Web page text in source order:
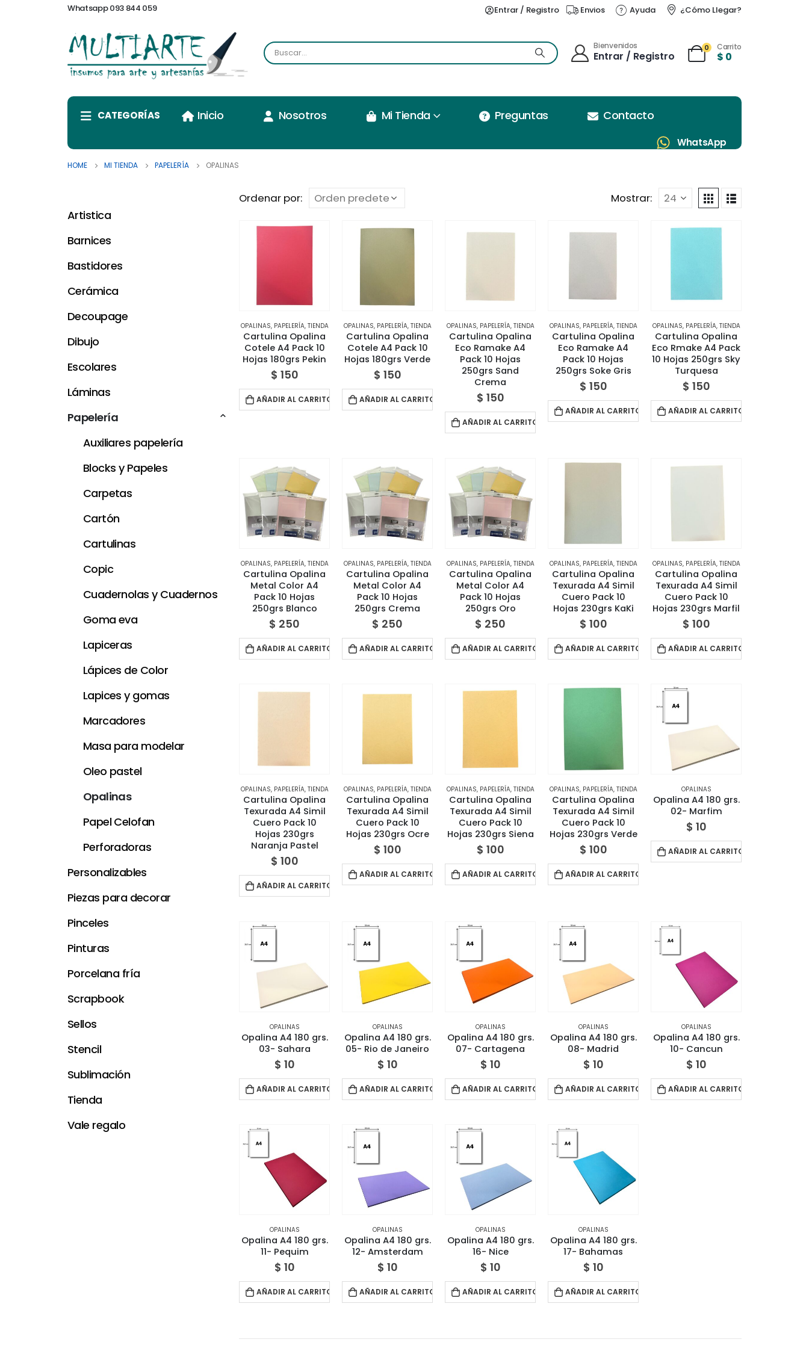
Whatsapp 093 844 059 Entrar / Registro Envios Ayuda ¿Cómo Llegar?
Bienvenidos
Entrar / Registro
0 Carrito
$ 0
CATEGORÍAS Inicio Nosotros Mi Tienda Preguntas Contacto
WhatsApp
HOME MI TIENDA PAPELERÍA OPALINAS
Ordenar por: Mostrar:
OPALINAS, PAPELERÍA, TIENDA
Cartulina Opalina
Cotele A4 Pack 10
Hojas 180grs Pekin
$ 150
AÑADIR AL CARRITO
OPALINAS, PAPELERÍA, TIENDA
Cartulina Opalina
Cotele A4 Pack 10
Hojas 180grs Verde
$ 150
AÑADIR AL CARRITO
OPALINAS, PAPELERÍA, TIENDA
Cartulina Opalina
Eco Ramake A4
Pack 10 Hojas
250grs Sand
Crema
$ 150
AÑADIR AL CARRITO
OPALINAS, PAPELERÍA, TIENDA
Cartulina Opalina
Eco Ramake A4
Pack 10 Hojas
250grs Soke Gris
$ 150
AÑADIR AL CARRITO
OPALINAS, PAPELERÍA, TIENDA
Cartulina Opalina
Eco Rmake A4 Pack
10 Hojas 250grs Sky
Turquesa
$ 150
AÑADIR AL CARRITO
OPALINAS, PAPELERÍA, TIENDA
Cartulina Opalina
Metal Color A4
Pack 10 Hojas
250grs Blanco
$ 250
AÑADIR AL CARRITO
OPALINAS, PAPELERÍA, TIENDA
Cartulina Opalina
Metal Color A4
Pack 10 Hojas
250grs Crema
$ 250
AÑADIR AL CARRITO
OPALINAS, PAPELERÍA, TIENDA
Cartulina Opalina
Metal Color A4
Pack 10 Hojas
250grs Oro
$ 250
AÑADIR AL CARRITO
OPALINAS, PAPELERÍA, TIENDA
Cartulina Opalina
Texurada A4 Simil
Cuero Pack 10
Hojas 230grs KaKi
$ 100
AÑADIR AL CARRITO
OPALINAS, PAPELERÍA, TIENDA
Cartulina Opalina
Texurada A4 Simil
Cuero Pack 10
Hojas 230grs Marfil
$ 100
AÑADIR AL CARRITO
OPALINAS, PAPELERÍA, TIENDA
Cartulina Opalina
Texurada A4 Simil
Cuero Pack 10
Hojas 230grs
Naranja Pastel
$ 100
AÑADIR AL CARRITO
OPALINAS, PAPELERÍA, TIENDA
Cartulina Opalina
Texurada A4 Simil
Cuero Pack 10
Hojas 230grs Ocre
$ 100
AÑADIR AL CARRITO
OPALINAS, PAPELERÍA, TIENDA
Cartulina Opalina
Texurada A4 Simil
Cuero Pack 10
Hojas 230grs Siena
$ 100
AÑADIR AL CARRITO
OPALINAS, PAPELERÍA, TIENDA
Cartulina Opalina
Texurada A4 Simil
Cuero Pack 10
Hojas 230grs Verde
$ 100
AÑADIR AL CARRITO
OPALINAS
Opalina A4 180 grs.
02- Marfim
$ 10
AÑADIR AL CARRITO
OPALINAS
Opalina A4 180 grs.
03- Sahara
$ 10
AÑADIR AL CARRITO
OPALINAS
Opalina A4 180 grs.
05- Rio de Janeiro
$ 10
AÑADIR AL CARRITO
OPALINAS
Opalina A4 180 grs.
07- Cartagena
$ 10
AÑADIR AL CARRITO
OPALINAS
Opalina A4 180 grs.
08- Madrid
$ 10
AÑADIR AL CARRITO
OPALINAS
Opalina A4 180 grs.
10- Cancun
$ 10
AÑADIR AL CARRITO
OPALINAS
Opalina A4 180 grs.
11- Pequim
$ 10
AÑADIR AL CARRITO
OPALINAS
Opalina A4 180 grs.
12- Amsterdam
$ 10
AÑADIR AL CARRITO
OPALINAS
Opalina A4 180 grs.
16- Nice
$ 10
AÑADIR AL CARRITO
OPALINAS
Opalina A4 180 grs.
17- Bahamas
$ 10
AÑADIR AL CARRITO
Artistica
Barnices
Bastidores
Cerámica
Decoupage
Dibujo
Escolares
Láminas
Papelería
Auxiliares papelería
Blocks y Papeles
Carpetas
Cartón
Cartulinas
Copic
Cuadernolas y Cuadernos
Goma eva
Lapiceras
Lápices de Color
Lapices y gomas
Marcadores
Masa para modelar
Oleo pastel
Opalinas
Papel Celofan
Perforadoras
Personalizables
Piezas para decorar
Pinceles
Pinturas
Porcelana fría
Scrapbook
Sellos
Stencil
Sublimación
Tienda
Vale regalo